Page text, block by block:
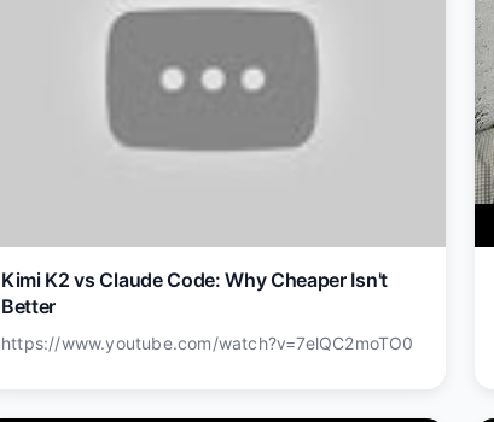
Kimi K2 vs Claude Code: Why Cheaper Isn't
Better
https://www.youtube.com/watch?v=7elQC2moTO0